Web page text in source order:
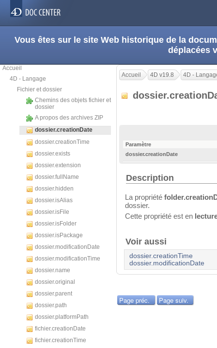
Vous êtes sur le site Web historique de la
déplacées
Accueil
4D - Langage
Fichier et dossier
Chemins des objets fichier et
dossier
A propos des archives ZIP
dossier.creationDate
dossier.creationTime
dossier.exists
dossier.extension
dossier.fullName
dossier.hidden
dossier.isAlias
dossier.isFile
dossier.isFolder
dossier.isPackage
dossier.modificationDate
dossier.modificationTime
dossier.name
dossier.original
dossier.parent
dossier.path
dossier.platformPath
fichier.creationDate
fichier.creationTime
Accueil 4D v19.8 4D -
Paramètre
dossier.creationDate
Description
La propriété
dossier.
Cette propriété est en
Voir aussi
dossier.creationTime
dossier.modificationDate
Page préc. Page suiv.